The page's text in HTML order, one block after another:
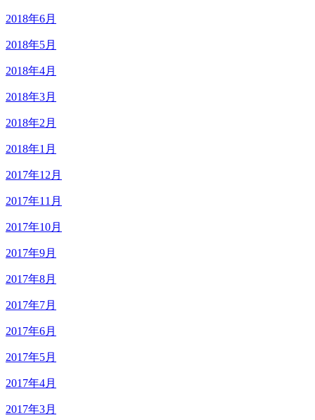
2018年6月
2018年5月
2018年4月
2018年3月
2018年2月
2018年1月
2017年12月
2017年11月
2017年10月
2017年9月
2017年8月
2017年7月
2017年6月
2017年5月
2017年4月
2017年3月